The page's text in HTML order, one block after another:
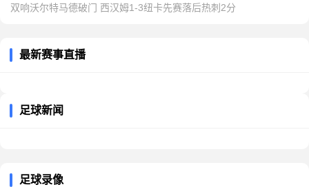
双响沃尔特马德破门 西汉姆1-3纽卡先赛落后热刺2分
最新赛事直播
足球新闻
足球录像